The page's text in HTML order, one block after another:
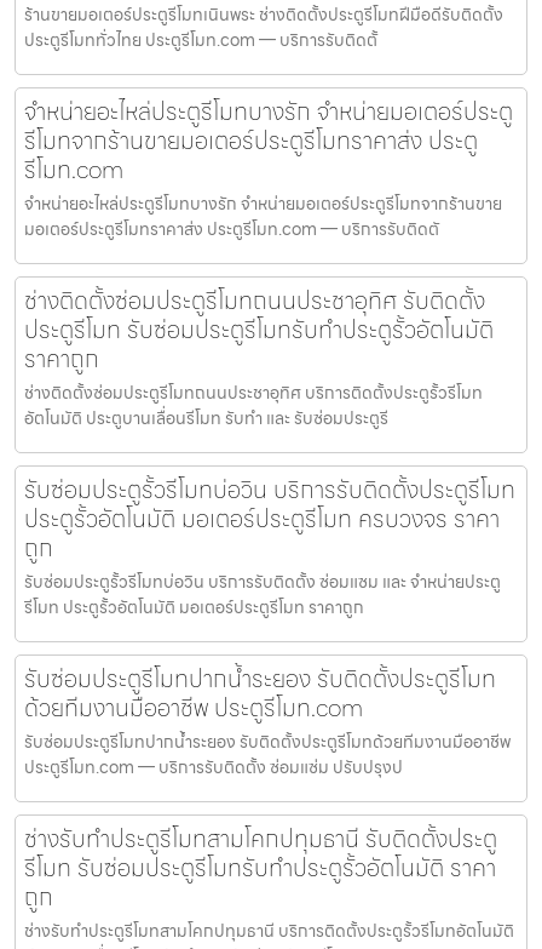
ร้านขายมอเตอร์ประตูรีโมทเนินพระ ช่างติดตั้งประตูรีโมทฝีมือดีรับติดตั้ง
ประตูรีโมททั่วไทย ประตูรีโมท.com — บริการรับติดตั้
จำหน่ายอะไหล่ประตูรีโมทบางรัก จำหน่ายมอเตอร์ประตู
รีโมทจากร้านขายมอเตอร์ประตูรีโมทราคาส่ง ประตู
รีโมท.com
จำหน่ายอะไหล่ประตูรีโมทบางรัก จำหน่ายมอเตอร์ประตูรีโมทจากร้านขาย
มอเตอร์ประตูรีโมทราคาส่ง ประตูรีโมท.com — บริการรับติดตั
ช่างติดตั้งซ่อมประตูรีโมทถนนประชาอุทิศ รับติดตั้ง
ประตูรีโมท รับซ่อมประตูรีโมทรับทำประตูรั้วอัตโนมัติ
ราคาถูก
ช่างติดตั้งซ่อมประตูรีโมทถนนประชาอุทิศ บริการติดตั้งประตูรั้วรีโมท
อัตโนมัติ ประตูบานเลื่อนรีโมท รับทำ และ รับซ่อมประตูรี
รับซ่อมประตูรั้วรีโมทบ่อวิน บริการรับติดตั้งประตูรีโมท
ประตูรั้วอัตโนมัติ มอเตอร์ประตูรีโมท ครบวงจร ราคา
ถูก
รับซ่อมประตูรั้วรีโมทบ่อวิน บริการรับติดตั้ง ซ่อมแซม และ จำหน่ายประตู
รีโมท ประตูรั้วอัตโนมัติ มอเตอร์ประตูรีโมท ราคาถูก
รับซ่อมประตูรีโมทปากน้ำระยอง รับติดตั้งประตูรีโมท
ด้วยทีมงานมืออาชีพ ประตูรีโมท.com
รับซ่อมประตูรีโมทปากน้ำระยอง รับติดตั้งประตูรีโมทด้วยทีมงานมืออาชีพ
ประตูรีโมท.com — บริการรับติดตั้ง ซ่อมแซ่ม ปรับปรุงป
ช่างรับทำประตูรีโมทสามโคกปทุมธานี รับติดตั้งประตู
รีโมท รับซ่อมประตูรีโมทรับทำประตูรั้วอัตโนมัติ ราคา
ถูก
ช่างรับทำประตูรีโมทสามโคกปทุมธานี บริการติดตั้งประตูรั้วรีโมทอัตโนมัติ